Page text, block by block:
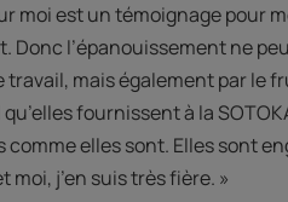
moi est un témoignage pour
Donc l’épanouissement ne
travail, mais également par le
fournissent à la
comme elles sont. Elles sont
moi, j’en suis très fière. »